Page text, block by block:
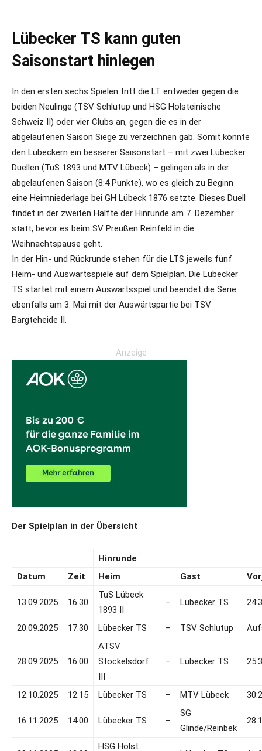
Lübecker TS kann guten
Saisonstart hinlegen
In den ersten sechs Spielen tritt die LT entweder gegen die
beiden Neulinge (TSV Schlutup und HSG Holsteinische
Schweiz II) oder vier Clubs an, gegen die es in der
abgelaufenen Saison Siege zu verzeichnen gab. Somit könnte
den Lübeckern ein besserer Saisonstart – mit zwei Lübecker
Duellen (TuS 1893 und MTV Lübeck) – gelingen als in der
abgelaufenen Saison (8:4 Punkte), wo es gleich zu Beginn
eine Heimniederlage bei GH Lübeck 1876 setzte. Dieses Duell
findet in der zweiten Hälfte der Hinrunde am 7. Dezember
statt, bevor es beim SV Preußen Reinfeld in die
Weihnachtspause geht.
In der Hin- und Rückrunde stehen für die LTS jeweils fünf
Heim- und Auswärtsspiele auf dem Spielplan. Die Lübecker
TS startet mit einem Auswärtsspiel und beendet die Serie
ebenfalls am 3. Mai mit der Auswärtspartie bei TSV
Bargteheide II.
Anzeige
Der Spielplan in der Übersicht
Hinrunde
Datum
Zeit Heim Gast
13.09.2025 16.30
TuS Lübeck
1893 II
– Lübecker TS
20.09.2025 17.30 Lübecker TS – TSV Schlutup
28.09.2025 16.00
ATSV
Stockelsdorf
III
– Lübecker TS
12.10.2025 12.15 Lübecker TS – MTV Lübeck
16.11.2025 14.00 Lübecker TS –
SG
Glinde/Reinbek
HSG Holst.